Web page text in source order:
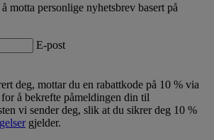
motta personlige nyhetsbrev basert på
E-post
deg, mottar du en rabattkode på 10 % via
å bekrefte påmeldingen din til
vi sender deg, slik at du sikrer deg 10 %
gjelder.